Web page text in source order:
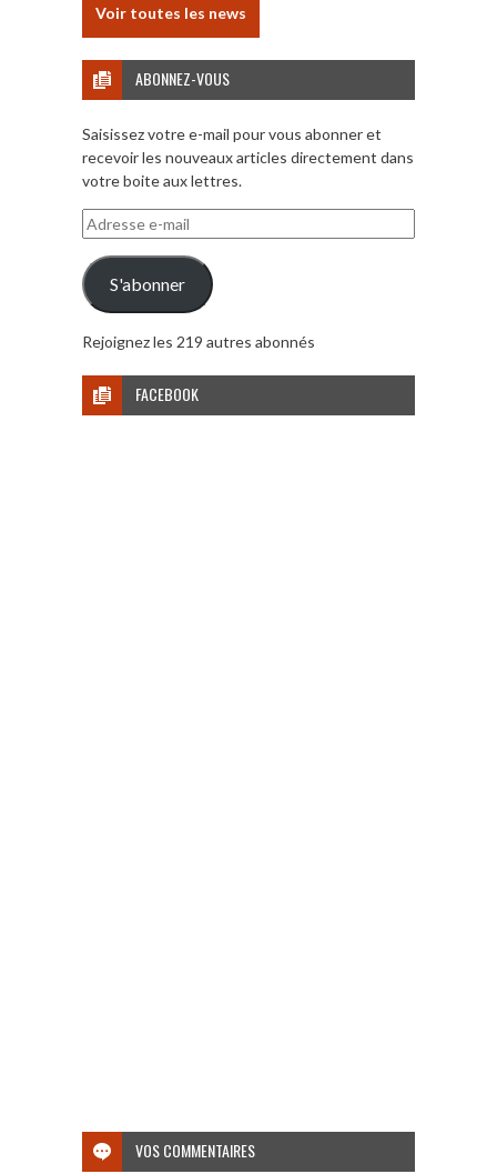
Voir toutes les news
ABONNEZ-VOUS
Saisissez votre e-mail pour vous abonner et
recevoir les nouveaux articles directement dans
votre boite aux lettres.
Adresse
e-
mail
S'abonner
Rejoignez les 219 autres abonnés
FACEBOOK
VOS COMMENTAIRES